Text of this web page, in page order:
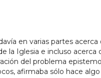
en varias partes acerca
la Iglesia e incluso acerca
del problema
afirmaba sólo hace